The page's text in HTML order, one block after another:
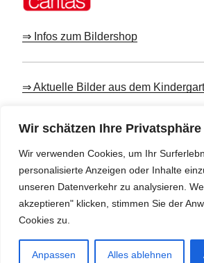
Wir schätzen Ihre Privatsphäre
Wir verwenden Cookies, um Ihr
personalisierte Anzeigen oder Inhalte
unseren Datenverkehr zu analysieren.
akzeptieren" klicken, stimmen Sie der
Cookies zu.
Anpassen Alles ablehnen
⇒ Infos zum Bildershop
⇒ Aktuelle Bilder aus dem
© St. Johanneszweigverein Rottenberg
Privacy & Cookies: This site uses cookies. By
website, you agree to their use.
To find out more, including how to control